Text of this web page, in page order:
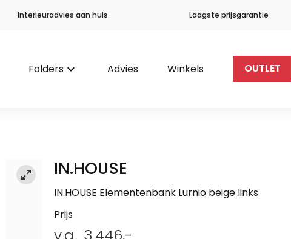
Interieuradvies aan huis Laagste prijsgarantie
Folders keyboard_arrow_down Advies Winkels OUTLET
IN.HOUSE
IN.HOUSE Elementenbank Lurnio beige links
Prijs